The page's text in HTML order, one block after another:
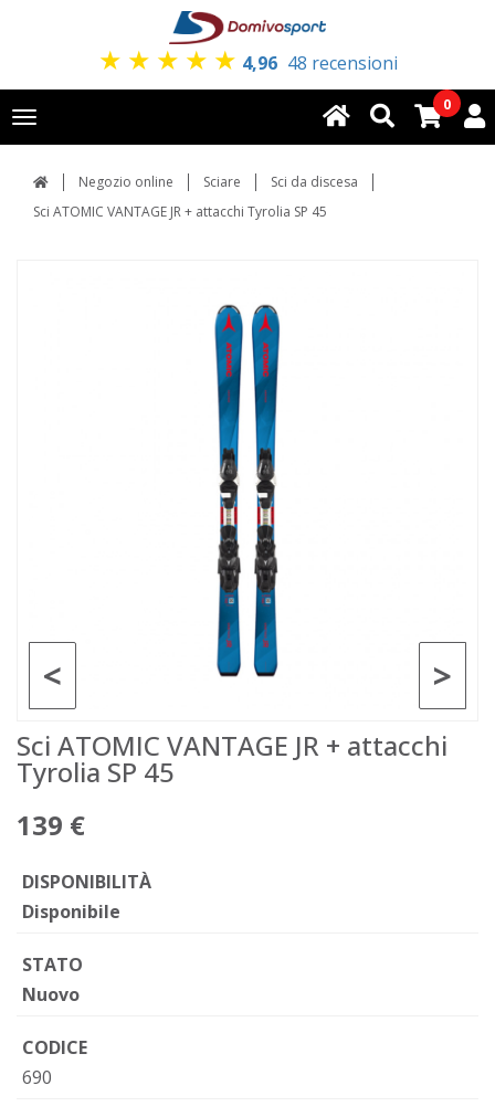
★ ★ ★ ★ ★ 4,96 48 recensioni
Toggle
navigation
0
Negozio online Sciare
Sci da discesa
Sci ATOMIC VANTAGE JR + attacchi Tyrolia SP 45
>
<
Sci ATOMIC VANTAGE JR + attacchi
Tyrolia SP 45
139 €
DISPONIBILITÀ
Disponibile
STATO
Nuovo
CODICE
690